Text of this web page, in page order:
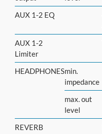
AUX 1-2 EQ
AUX 1-2
Limiter
HEADPHONESmin.
impedance
max. out
level
REVERB